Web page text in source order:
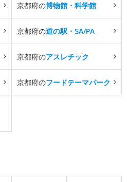
京都府の博物館・科学館
京都府の道の駅・SA/PA
京都府のアスレチック
京都府のフードテーマパーク